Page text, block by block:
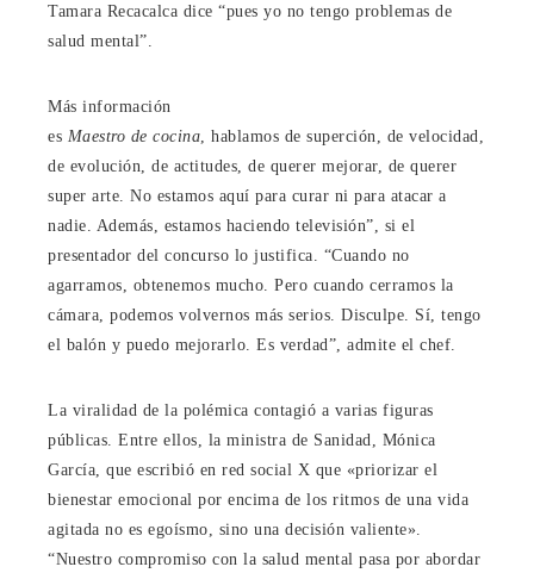
Tamara Recacalca dice “pues yo no tengo problemas de
salud mental”.
Más información
es Maestro de cocina , hablamos de superción, de velocidad,
de evolución, de actitudes, de querer mejorar, de querer
super arte. No estamos aquí para curar ni para atacar a
nadie. Además, estamos haciendo televisión”, si el
presentador del concurso lo justifica. “Cuando no
agarramos, obtenemos mucho. Pero cuando cerramos la
cámara, podemos volvernos más serios. Disculpe. Sí, tengo
el balón y puedo mejorarlo. Es verdad”, admite el chef.
La viralidad de la polémica contagió a varias figuras
públicas. Entre ellos, la ministra de Sanidad, Mónica
García, que escribió en red social X que «priorizar el
bienestar emocional por encima de los ritmos de una vida
agitada no es egoísmo, sino una decisión valiente».
“Nuestro compromiso con la salud mental pasa por abordar